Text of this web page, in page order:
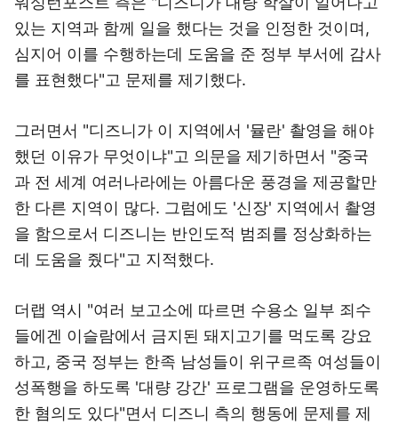
있는 지역과 함께 일을 했다는 것을 인정한 것이며,
심지어 이를 수행하는데 도움을 준 정부 부서에 감사
를 표현했다"고 문제를 제기했다.
그러면서 "디즈니가 이 지역에서 '뮬란' 촬영을 해야
했던 이유가 무엇이냐"고 의문을 제기하면서 "중국
과 전 세계 여러나라에는 아름다운 풍경을 제공할만
한 다른 지역이 많다. 그럼에도 '신장' 지역에서 촬영
을 함으로서 디즈니는 반인도적 범죄를 정상화하는
데 도움을 줬다"고 지적했다.
더랩 역시 "여러 보고소에 따르면 수용소 일부 죄수
들에겐 이슬람에서 금지된 돼지고기를 먹도록 강요
하고, 중국 정부는 한족 남성들이 위구르족 여성들이
성폭행을 하도록 '대량 강간' 프로그램을 운영하도록
한 혐의도 있다"면서 디즈니 측의 행동에 문제를 제